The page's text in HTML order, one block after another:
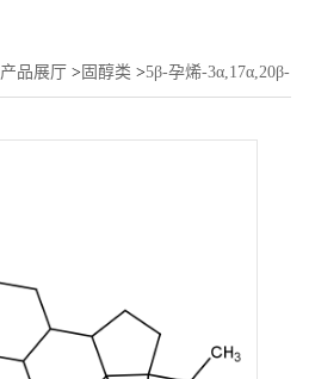
产品展厅 > 固醇类 >5β-孕烯-3α,17α,20β-